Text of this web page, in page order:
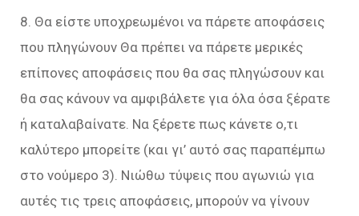
8. Θα είστε υποχρεωμένοι να πάρετε αποφάσεις
που πληγώνουν Θα πρέπει να πάρετε μερικές
επίπονες αποφάσεις που θα σας πληγώσουν και
θα σας κάνουν να αμφιβάλετε για όλα όσα ξέρατε
ή καταλαβαίνατε. Να ξέρετε πως κάνετε ο,τι
καλύτερο μπορείτε (και γι’ αυτό σας παραπέμπω
στο νούμερο 3). Νιώθω τύψεις που αγωνιώ για
αυτές τις τρεις αποφάσεις, μπορούν να γίνουν